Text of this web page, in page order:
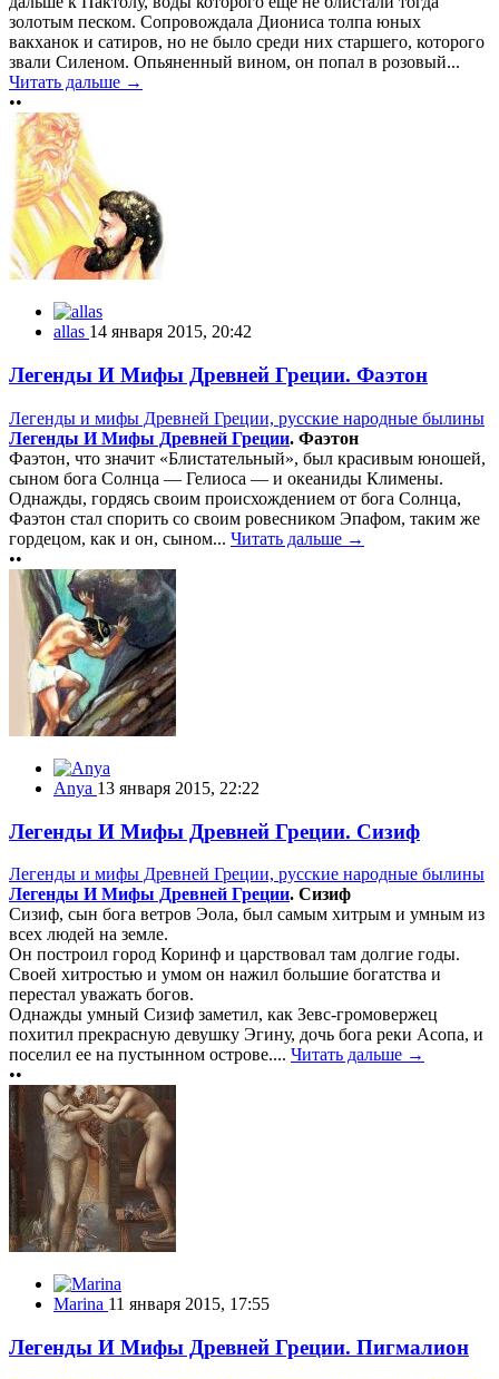
золотым песком. Сопровождала Диониса толпа юных
вакханок и сатиров, но не было среди них старшего, которого
звали Силеном. Опьяненный вином, он попал в розовый...
Читать дальше →
••
allas 14 января 2015, 20:42
Легенды И Мифы Древней Греции. Фаэтон
Легенды и мифы Древней Греции, русские народные былины
Легенды И Мифы Древней Греции. Фаэтон
Фаэтон, что значит «Блистательный», был красивым юношей,
сыном бога Солнца — Гелиоса — и океаниды Климены.
Однажды, гордясь своим происхождением от бога Солнца,
Фаэтон стал спорить со своим ровесником Эпафом, таким же
гордецом, как и он, сыном... Читать дальше →
••
Anya 13 января 2015, 22:22
Легенды И Мифы Древней Греции. Сизиф
Легенды и мифы Древней Греции, русские народные былины
Легенды И Мифы Древней Греции. Сизиф
Сизиф, сын бога ветров Эола, был самым хитрым и умным из
всех людей на земле.
Он построил город Коринф и царствовал там долгие годы.
Своей хитростью и умом он нажил большие богатства и
перестал уважать богов.
Однажды умный Сизиф заметил, как Зевс-громовержец
похитил прекрасную девушку Эгину, дочь бога реки Асопа, и
поселил ее на пустынном острове.... Читать дальше →
••
Marina 11 января 2015, 17:55
Легенды И Мифы Древней Греции. Пигмалион